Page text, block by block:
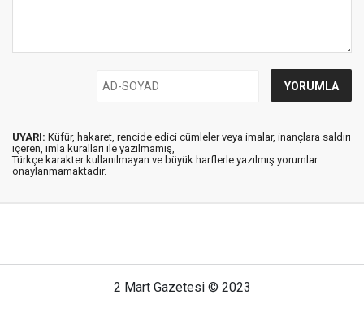
UYARI: Küfür, hakaret, rencide edici cümleler veya imalar, inançlara saldırı
içeren, imla kuralları ile yazılmamış,
Türkçe karakter kullanılmayan ve büyük harflerle yazılmış yorumlar
onaylanmamaktadır.
2 Mart Gazetesi © 2023